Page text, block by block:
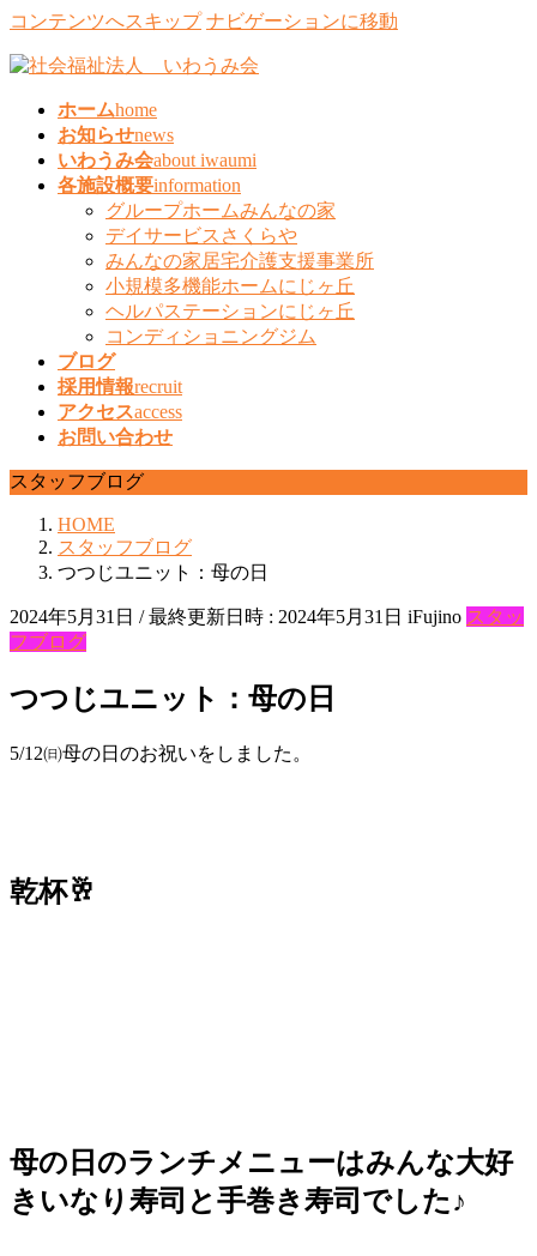
コンテンツへスキップ ナビゲーションに移動
ホームhome
お知らせnews
いわうみ会about iwaumi
各施設概要information
グループホームみんなの家
デイサービスさくらや
みんなの家居宅介護支援事業所
小規模多機能ホームにじヶ丘
ヘルパステーションにじヶ丘
コンディショニングジム
ブログ
採用情報recruit
アクセスaccess
お問い合わせ
スタッフブログ
HOME
スタッフブログ
つつじユニット：母の日
2024年5月31日 / 最終更新日時 : 2024年5月31日 iFujino スタッ
フブログ
つつじユニット：母の日
5/12㈰母の日のお祝いをしました。
乾杯🥂
母の日のランチメニューはみんな大好
きいなり寿司と手巻き寿司でした♪